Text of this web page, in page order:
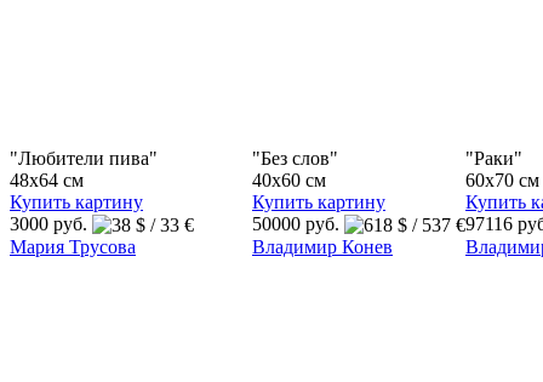
"Любители пива"
48x64 см
Купить картину
3000 руб.
"Без слов"
40x60 см
Купить картину
50000 руб.
"Раки"
60x70 см
Купить
97116
Мария Трусова
Владимир Конев